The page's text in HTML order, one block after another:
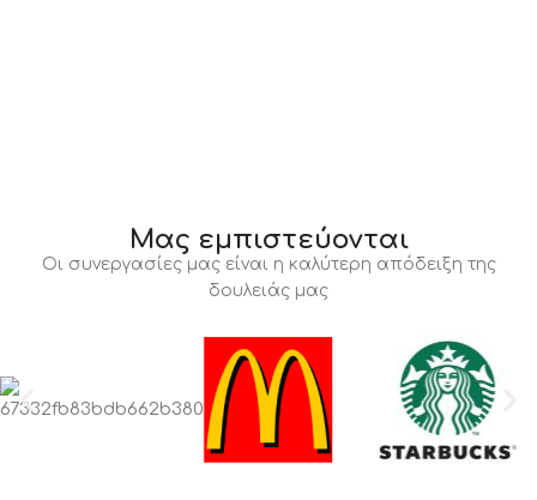
Μας εμπιστεύονται
Οι συνεργασίες μας είναι η καλύτερη απόδειξη της
δουλειάς μας